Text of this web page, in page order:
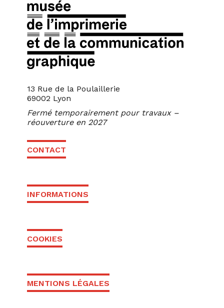
13 Rue de la Poulaillerie
69002 Lyon
Fermé temporairement pour travaux –
réouverture en 2027
CONTACT
INFORMATIONS
COOKIES
MENTIONS LÉGALES